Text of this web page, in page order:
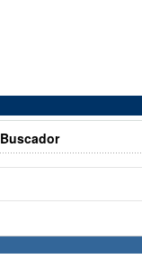
Buscador